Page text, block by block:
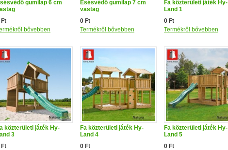
gumilap 6 cm
Ft
bővebben
Esésvédő gumilap 7 cm
vastag
0 Ft
Termékről bővebben
Fa közterületi játék Hy-
Land 1
0 Ft
Termékről bővebben
közterületi játék Hy-
3
Ft
Fa közterületi játék Hy-
Land 4
0 Ft
Fa közterületi játék Hy-
Land 5
0 Ft